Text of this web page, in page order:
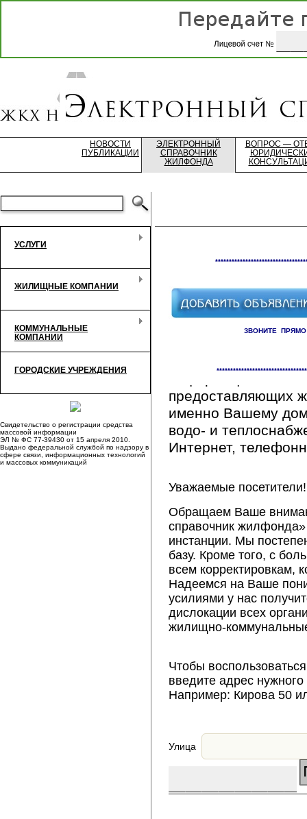
НОВОСТИ
ПУБЛИКАЦИИ
ЭЛЕКТРОННЫЙ
СПРАВОЧНИК
ЖИЛФОНДА
ВОПРОС —
УСЛУГИ
ЖИЛИЩНЫЕ КОМПАНИИ
КОММУНАЛЬНЫЕ
КОМПАНИИ
ГОРОДСКИЕ УЧРЕЖДЕНИЯ
Свидетельство о регистрации средства
массовой информации
ЭЛ № ФС 77-39430 от 15 апреля 2010.
Выдано федеральной службой по надзору в
сфере связи, информационных технологий
и массовых коммуникаций
ЗВОНИТЕ
предоставляющих
именно Вашему
водо- и
Интернет,
Уважаемые посетители!
Обращаем Ваше
справочник
инстанции. Мы
базу. Кроме того, с
всем корректировкам,
Надеемся на Ваше
усилиями у нас
дислокации всех
жилищно-
Чтобы
введите адрес
Например: Кирова 50
Улица